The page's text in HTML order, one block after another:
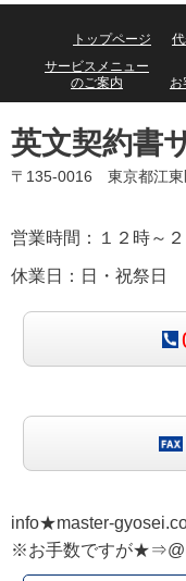
トップページ
サービスメニュー
のご案内
お
英文契約書
〒135-0016 東京都江
営業時間：１２時～
休業日：日・祝祭日
info★master-
※お手数ですが★⇒@